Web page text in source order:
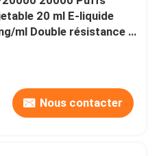
20 ml E-liquide
ml Double résistance à
Nous contacter